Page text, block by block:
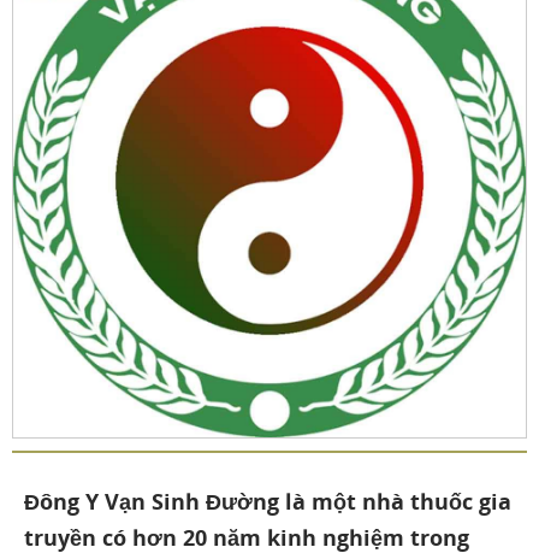
Đông Y Vạn Sinh Đường là một nhà thuốc gia
truyền có hơn 20 năm kinh nghiệm trong